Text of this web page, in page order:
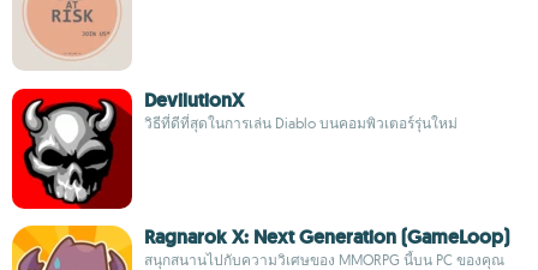
DevilutionX
วิธีที่ดีที่สุดในการเล่น Diablo บนคอมพิวเตอร์รุ่นใหม่
Ragnarok X: Next Generation (GameLoop)
สนุกสนานไปกับความวิเศษของ MMORPG นี้บน PC ของคุณ